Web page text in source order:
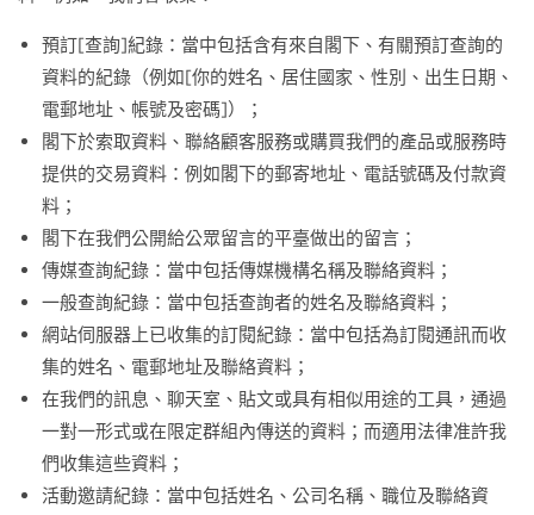
預訂[查詢]紀錄：當中包括含有來自閣下、有關預訂查詢的
資料的紀錄（例如[你的姓名、居住國家、性別、出生日期、
電郵地址、帳號及密碼]）；
閣下於索取資料、聯絡顧客服務或購買我們的產品或服務時
提供的交易資料：例如閣下的郵寄地址、電話號碼及付款資
料；
閣下在我們公開給公眾留言的平臺做出的留言；
傳媒查詢紀錄：當中包括傳媒機構名稱及聯絡資料；
一般查詢紀錄：當中包括查詢者的姓名及聯絡資料；
網站伺服器上已收集的訂閱紀錄：當中包括為訂閱通訊而收
集的姓名、電郵地址及聯絡資料；
在我們的訊息、聊天室、貼文或具有相似用途的工具，通過
一對一形式或在限定群組內傳送的資料；而適用法律准許我
們收集這些資料；
活動邀請紀錄：當中包括姓名、公司名稱、職位及聯絡資